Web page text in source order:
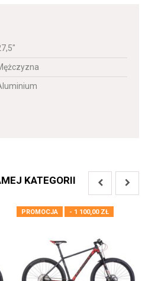
KATEGORII
PROMOCJA - 1 100,00 ZŁ